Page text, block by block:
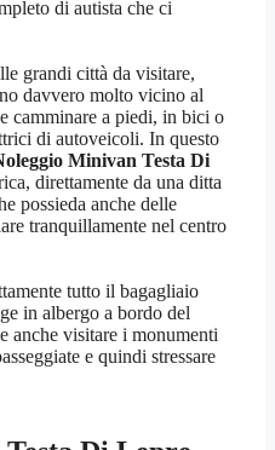
di autista che ci
grandi città da visitare,
davvero molto vicino al
camminare a piedi, in bici o
di autoveicoli. In questo
Minivan Testa Di
direttamente da una ditta
possieda anche delle
tranquillamente nel centro
tutto il bagagliaio
in albergo a bordo del
anche visitare i monumenti
e quindi stressare